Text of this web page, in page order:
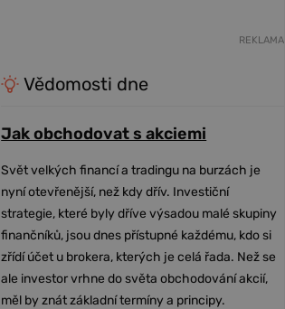
REKLAMA
Vědomosti dne
Jak obchodovat s akciemi
Svět velkých financí a tradingu na burzách je
nyní otevřenější, než kdy dřív. Investiční
strategie, které byly dříve výsadou malé skupiny
finančníků, jsou dnes přístupné každému, kdo si
zřídí účet u brokera, kterých je celá řada. Než se
ale investor vrhne do světa obchodování akcií,
měl by znát základní termíny a principy.